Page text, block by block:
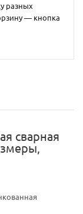
разных
— кнопка
сварная